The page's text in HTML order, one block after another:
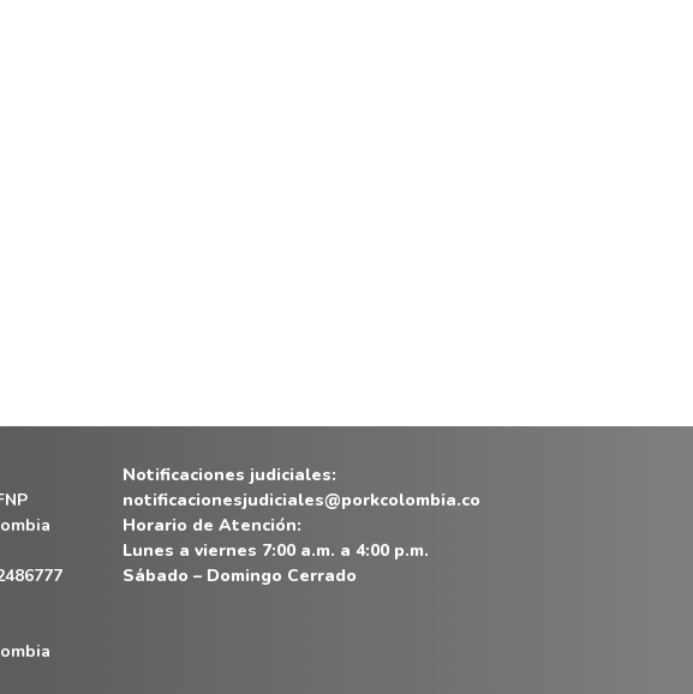
Notificaciones judiciales:
notificacionesjudiciales@porkcolombia.co
Horario de Atención:
Lunes a viernes 7:00 a.m. a 4:00 p.m.
Sábado – Domingo Cerrado